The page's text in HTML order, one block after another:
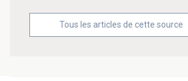
Tous les articles de cette source